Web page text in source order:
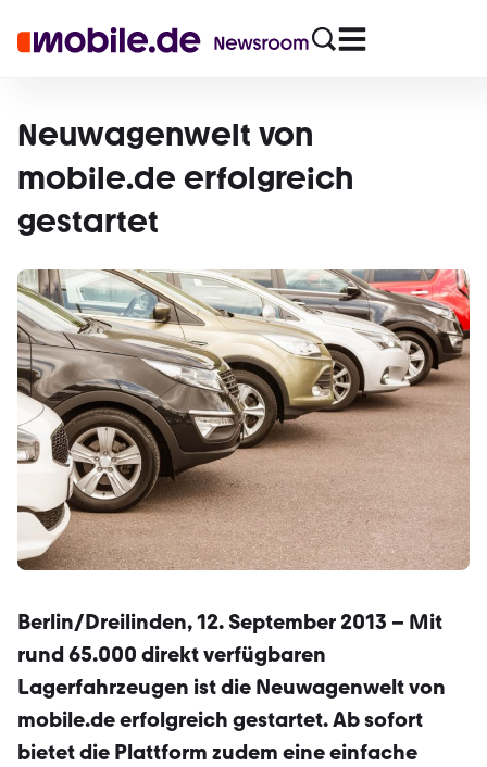
Neuwagenwelt von
mobile.de erfolgreich
gestartet
Berlin/Dreilinden, 12. September 2013 – Mit
rund 65.000 direkt verfügbaren
Lagerfahrzeugen ist die Neuwagenwelt von
mobile.de erfolgreich gestartet. Ab sofort
bietet die Plattform zudem eine einfache